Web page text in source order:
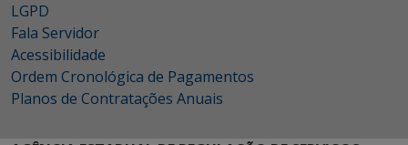
LGPD
Fala Servidor
Acessibilidade
Ordem Cronológica de Pagamentos
Planos de Contratações Anuais